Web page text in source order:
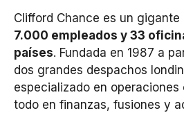
Clifford Chance es un gigante
7.000 empleados y 33
países. Fundada en 1987 a
dos grandes despachos
especializado en
todo en finanzas, fusiones y